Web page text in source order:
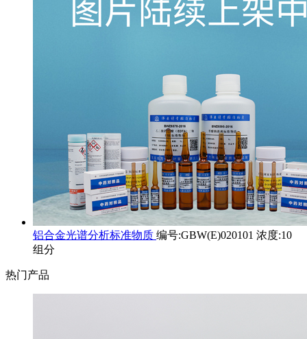
铝合金光谱分析标准物质 编号:GBW(E)020101 浓度:10
组分
热门产品